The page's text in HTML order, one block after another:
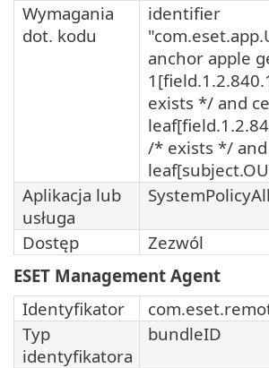
Wymagania
dot. kodu
identifier
anchor apple
exists */ and
/* exists */
Aplikacja lub
usługa
Dostęp
Zezwól
ESET Management Agent
Identyfikator
Typ
identyfikatora
bundleID